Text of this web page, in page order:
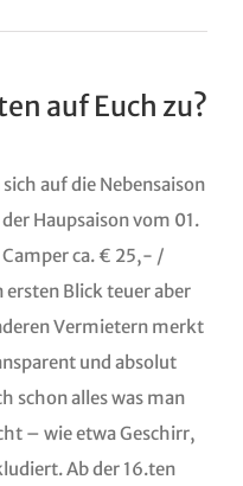
auf Euch zu?
auf die Nebensaison
Haupsaison vom 01.
Camper ca. € 25,- /
Blick teuer aber
Vermietern merkt
und absolut
schon alles was man
– wie etwa Geschirr,
Ab der 16.ten